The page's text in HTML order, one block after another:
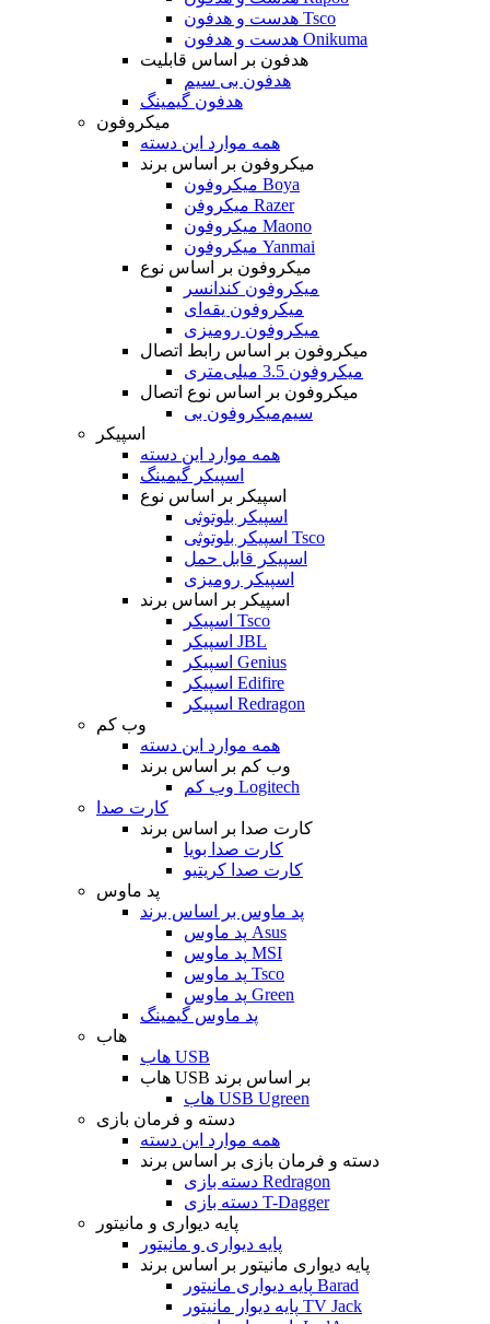
هدست و هدفون Tsco
هدست و هدفون Onikuma
هدفون بر اساس قابلیت
هدفون بی سیم
هدفون گیمینگ
میکروفون
همه موارد این دسته
میکروفون بر اساس برند
میکروفون Boya
میکروفن Razer
میکروفون Maono
میکروفون Yanmai
میکروفون بر اساس نوع
میکروفون کندانسر
میکروفون یقه‌ای
میکروفون رومیزی
میکروفون بر اساس رابط اتصال
میکروفون 3.5 میلی‌متری
میکروفون بر اساس نوع اتصال
میکروفون بی‌‎سیم
اسپیکر
همه موارد این دسته
اسپیکر گیمینگ
اسپیکر بر اساس نوع
اسپیکر بلوتوثی
اسپیکر بلوتوثی Tsco
اسپیکر قابل حمل
اسپیکر رومیزی
اسپیکر بر اساس برند
اسپیکر Tsco
اسپیکر JBL
اسپیکر Genius
اسپیکر Edifire
اسپیکر Redragon
وب کم
همه موارد این دسته
وب کم بر اساس برند
وب کم Logitech
کارت صدا
کارت صدا بر اساس برند
کارت صدا بویا
کارت صدا کریتیو
پد ماوس
پد ماوس بر اساس برند
پد ماوس Asus
پد ماوس MSI
پد ماوس Tsco
پد ماوس Green
پد ماوس گیمینگ
هاب
هاب USB
هاب USB بر اساس برند
هاب USB Ugreen
دسته و فرمان بازی
همه موارد این دسته
دسته و فرمان بازی بر اساس برند
دسته بازی Redragon
دسته بازی T-Dagger
پایه دیواری و مانیتور
پایه دیواری و مانیتور
پایه دیواری مانیتور بر اساس برند
پایه دیواری مانیتور Barad
پایه دیوار مانیتور TV Jack